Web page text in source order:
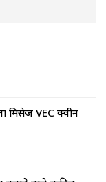
मिसेज VEC क्वीन